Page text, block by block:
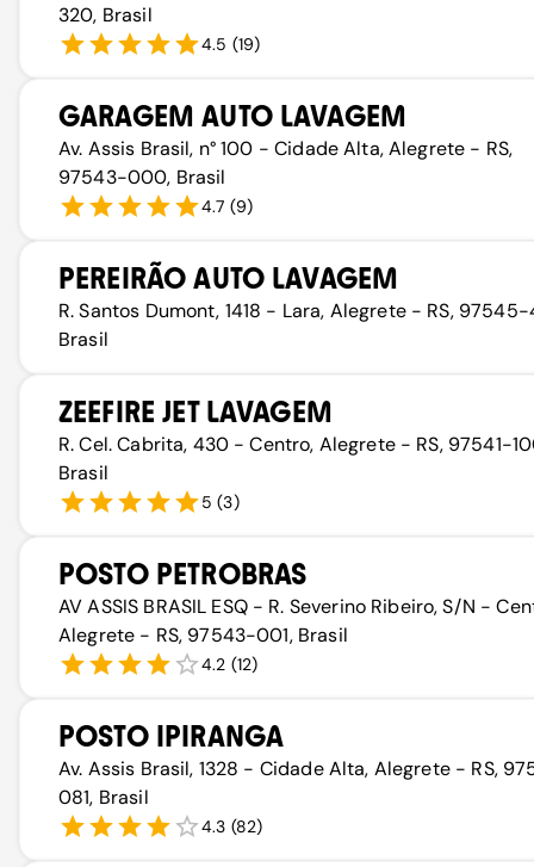
320, Brasil
4.5 (19)
GARAGEM AUTO LAVAGEM
Av. Assis Brasil, n° 100 - Cidade Alta, Alegrete - RS,
97543-000, Brasil
4.7 (9)
PEREIRÃO AUTO LAVAGEM
R. Santos Dumont, 1418 - Lara, Alegrete - RS, 97545-
Brasil
ZEEFIRE JET LAVAGEM
R. Cel. Cabrita, 430 - Centro, Alegrete - RS, 97541-
Brasil
5 (3)
POSTO PETROBRAS
AV ASSIS BRASIL ESQ - R. Severino Ribeiro, S/N -
Alegrete - RS, 97543-001, Brasil
4.2 (12)
POSTO IPIRANGA
Av. Assis Brasil, 1328 - Cidade Alta, Alegrete - RS,
081, Brasil
4.3 (82)